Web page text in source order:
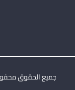
جميع الحقوق